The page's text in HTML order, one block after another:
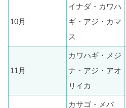
10月
イナダ・カワハ
ギ・アジ・カマ
ス
11月
カワハギ・メジ
ナ・アジ・アオ
リイカ
カサゴ・メバ